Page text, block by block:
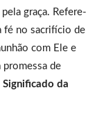
graça. Refere-
fé no sacrifício de
com Ele e
promessa de
Significado da